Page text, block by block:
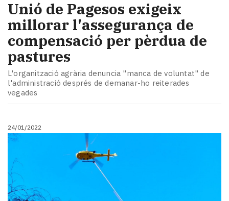
A
escena!
Dis
la
Subscriptors
La
newsletter
del
patrocinat
més
Editorial
Unió de Pagesos exigeix
millorar l'assegurança de
compensació per pèrdua de
pastures
L'organització agrària denuncia "manca de voluntat" de
l'administració després de demanar-ho reiterades
vegades
24/01/2022